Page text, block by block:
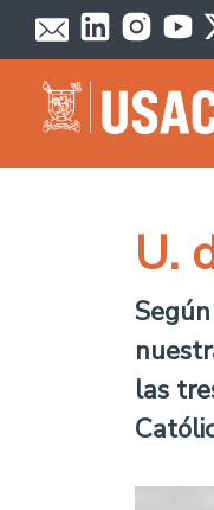
Passar para o conteúdo
U.
las